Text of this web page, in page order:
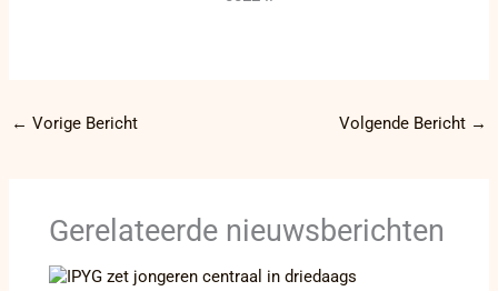
← Vorige Bericht Volgende Bericht →
Gerelateerde nieuwsberichten